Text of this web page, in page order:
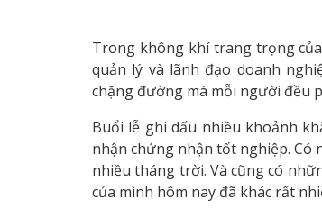
Trong không khí trang trọng
quản lý và lãnh đạo doanh
chặng đường mà mỗi người đều
Buổi lễ ghi dấu nhiều khoảnh
nhận chứng nhận tốt nghiệp.
nhiều tháng trời. Và cũng có
của mình hôm nay đã khác rất